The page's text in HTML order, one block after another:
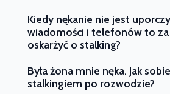
Kiedy nękanie nie jest
wiadomości i telefonów to za
oskarżyć o stalking?
Była żona mnie nęka. Jak
stalkingiem po rozwodzie?